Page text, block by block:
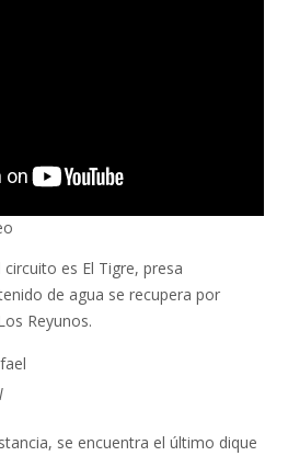
es El Tigre, presa
de agua se recupera por
Reyunos.
se encuentra el último dique